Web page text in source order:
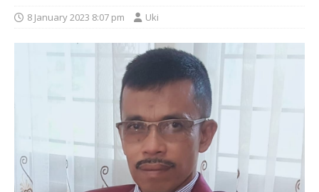
8 January 2023 8:07 pm Uki